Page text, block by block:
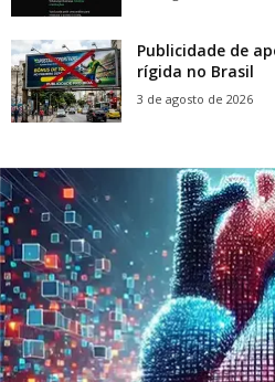
Publicidade de
rígida no Brasil
3 de agosto de 2026